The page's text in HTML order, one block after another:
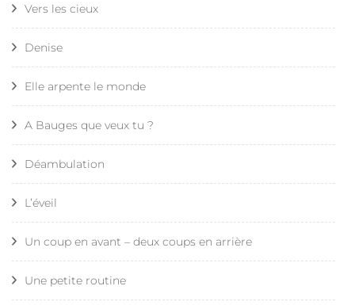
Vers les cieux
Denise
Elle arpente le monde
A Bauges que veux tu ?
Déambulation
L’éveil
Un coup en avant – deux coups en arrière
Une petite routine